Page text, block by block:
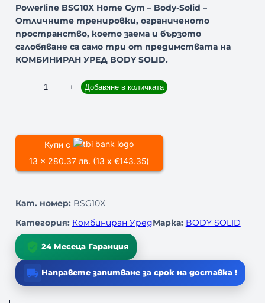
Powerline BSG10X Home Gym – Body-Solid –
Отличните тренировки, ограниченото
пространство, което заема и бързото
сглобяване са само три от предимствата на
КОМБИНИРАН УРЕД BODY SOLID.
ч
с
о
з
К
о
м
б
− + Добавяне в количката
Купи с
13 x 280.37 лв. (13 x €143.35)
Кат. номер: BSG10X
Категория: Комбиниран УредМарка: BODY SOLID
24 Месеца Гаранция
Направете запитване за срок на доставка !